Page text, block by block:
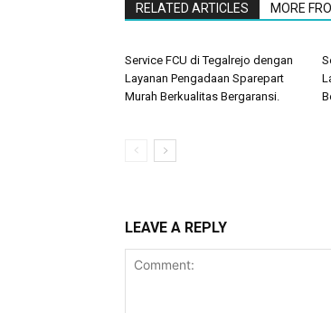
RELATED ARTICLES MORE
Service FCU di Tegalrejo dengan
Layanan Pengadaan Sparepart
Murah Berkualitas Bergaransi.
LEAVE A REPLY